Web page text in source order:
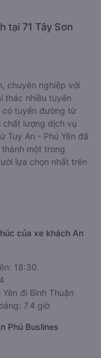
Thủy Limousine
giá với số điểm
từ Tuy An - Phú
ở Tuy An - Phú Yên:
Thủy
VN/xe-trong-thuy-
An - Phú Yên Bình
chuyên nghiệp với
thác nhiều tuyến
tuyến đường từ
chất lượng dịch vụ
một trong